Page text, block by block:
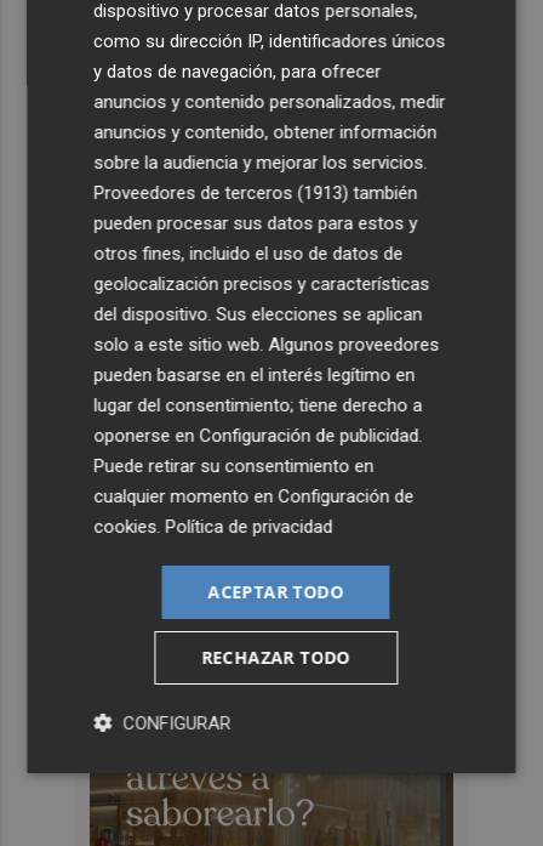
dispositivo y procesar datos personales,
como su dirección IP, identificadores únicos
y datos de navegación, para ofrecer
anuncios y contenido personalizados, medir
anuncios y contenido, obtener información
sobre la audiencia y mejorar los servicios.
Proveedores de terceros (1913) también
pueden procesar sus datos para estos y
otros fines, incluido el uso de datos de
geolocalización precisos y características
del dispositivo. Sus elecciones se aplican
solo a este sitio web. Algunos proveedores
pueden basarse en el interés legítimo en
lugar del consentimiento; tiene derecho a
oponerse enConfiguración de publicidad
Puede retirar su consentimiento en
cualquier momento enConfiguración de
cookies .Política de privacidad
ACEPTAR TODO
RECHAZAR TODO
CONFIGURAR